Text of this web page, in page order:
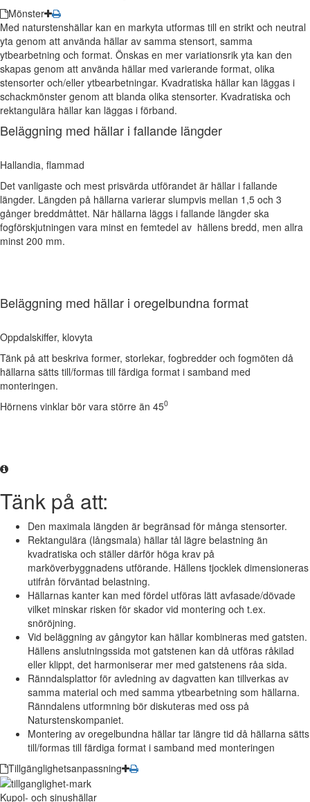
Mönster
Med naturstenshällar kan en markyta utformas till en strikt och neutral
yta genom att använda hällar av samma stensort, samma
ytbearbetning och format. Önskas en mer variationsrik yta kan den
skapas genom att använda hällar med varierande format, olika
stensorter och/eller ytbearbetningar. Kvadratiska hällar kan läggas i
schackmönster genom att blanda olika stensorter. Kvadratiska och
rektangulära hällar kan läggas i förband.
Beläggning med hällar i fallande längder
Hallandia, flammad
Det vanligaste och mest prisvärda utförandet är hällar i fallande
längder. Längden på hällarna varierar slumpvis mellan 1,5 och 3
gånger breddmåttet. När hällarna läggs i fallande längder ska
fogförskjutningen vara minst en femtedel av hällens bredd, men allra
minst 200 mm.
Beläggning med hällar i oregelbundna format
Oppdalskiffer, klovyta
Tänk på att beskriva former, storlekar, fogbredder och fogmöten då
hällarna sätts till/formas till färdiga format i samband med
monteringen.
Hörnens vinklar bör vara större än 450
Tänk på att:
Den maximala längden är begränsad för många stensorter.
Rektangulära (långsmala) hällar tål lägre belastning än
kvadratiska och ställer därför höga krav på
marköverbyggnadens utförande. Hällens tjocklek dimensioneras
utifrån förväntad belastning.
Hällarnas kanter kan med fördel utföras lätt avfasade/dövade
vilket minskar risken för skador vid montering och t.ex.
snöröjning.
Vid beläggning av gångytor kan hällar kombineras med gatsten.
Hällens anslutningssida mot gatstenen kan då utföras råkilad
eller klippt, det harmoniserar mer med gatstenens råa sida.
Ränndalsplattor för avledning av dagvatten kan tillverkas av
samma material och med samma ytbearbetning som hällarna.
Ränndalens utformning bör diskuteras med oss på
Naturstenskompaniet.
Montering av oregelbundna hällar tar längre tid då hällarna sätts
till/formas till färdiga format i samband med monteringen
Tillgänglighetsanpassning
Kupol- och sinushällar